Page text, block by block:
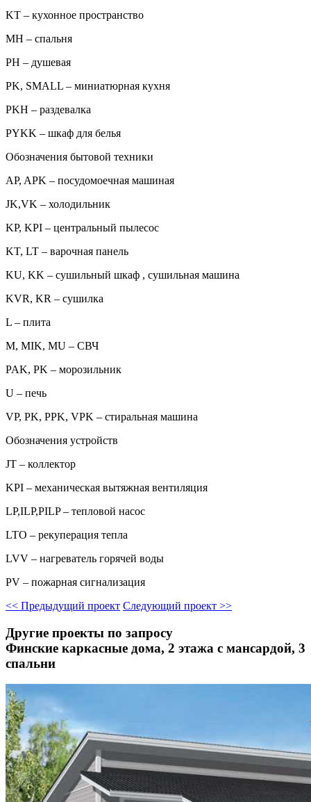
KT – кухонное пространство
MH – спальня
PH – душевая
PK, SMALL – миниатюрная кухня
PKH – раздевалка
PYKK – шкаф для белья
Обозначения бытовой техники
AP, APK – посудомоечная машиная
JK,VK – холодильник
KP, KPI – центральный пылесос
KT, LT – варочная панель
KU, KK – сушильный шкаф , сушильная машина
KVR, KR – сушилка
L – плита
M, MIK, MU – СВЧ
PAK, PK – морозильник
U – печь
VP, PK, PPK, VPK – стиральная машина
Обозначения устройств
JT – коллектор
KPI – механическая вытяжная вентиляция
LP,ILP,PILP – тепловой насос
LTO – рекуперация тепла
LVV – нагреватель горячей воды
PV – пожарная сигнализация
<< Предыдущий проект Следующий проект >>
Другие проекты по запросу
Финские каркасные дома, 2 этажа с мансардой, 3
спальни